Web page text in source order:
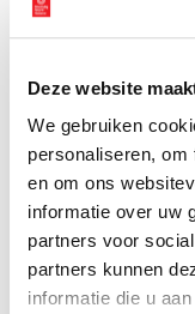
Deze website
We gebruiken
personaliseren,
en om ons
informatie over uw
partners voor
partners kunnen
informatie die u
Bij inschrijving gaat u
Vul deze informatie